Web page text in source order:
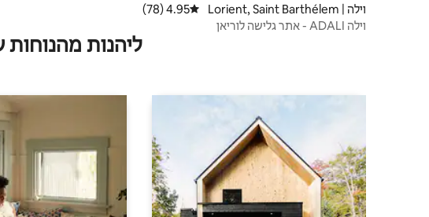
וילה | Lorient, Saint Barthélem
y
דירוג ממוצע של 4.95 מתוך 5, 78 ביקורות
4.95 (78)
וילה ADALI - אתר גלישה לוריאן
ליהנות